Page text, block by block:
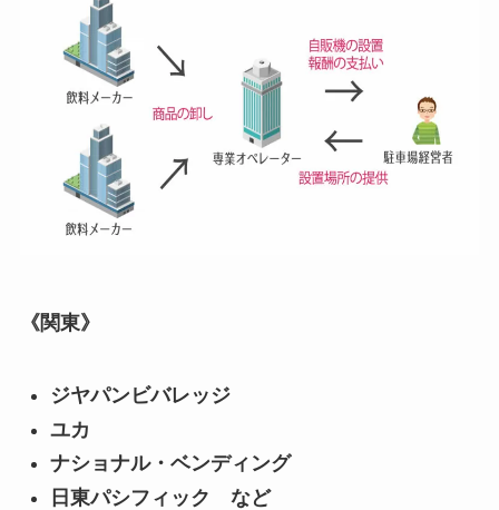
《関東》
ジヤパンビバレッジ
ユカ
ナショナル・ベンディング
日東パシフィック など